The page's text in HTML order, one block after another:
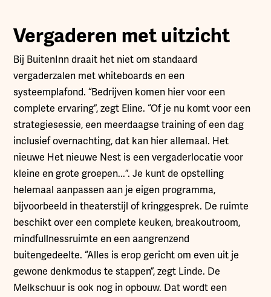
Vergaderen met uitzicht
Bij BuitenInn draait het niet om standaard
vergaderzalen met whiteboards en een
systeemplafond. “Bedrijven komen hier voor een
complete ervaring”, zegt Eline. “Of je nu komt voor een
strategiesessie, een meerdaagse training of een dag
inclusief overnachting, dat kan hier allemaal. Het
nieuwe Het nieuwe Nest is een vergaderlocatie voor
kleine en grote groepen...”. Je kunt de opstelling
helemaal aanpassen aan je eigen programma,
bijvoorbeeld in theaterstijl of kringgesprek. De ruimte
beschikt over een complete keuken, breakoutroom,
mindfullnessruimte en een aangrenzend
buitengedeelte. “Alles is erop gericht om even uit je
gewone denkmodus te stappen”, zegt Linde. De
Melkschuur is ook nog in opbouw. Dat wordt een